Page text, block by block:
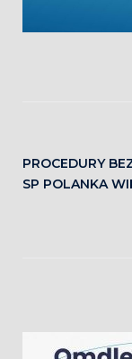
PROCEDURY
SP POLANKA